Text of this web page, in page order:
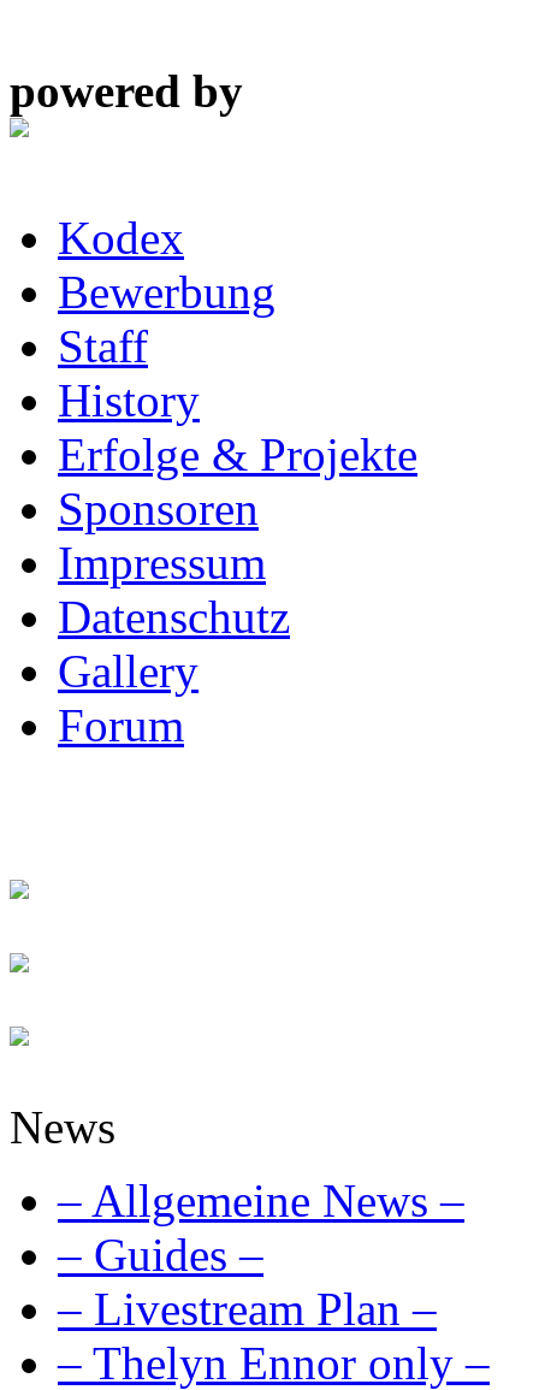
powered by
Kodex
Bewerbung
Staff
History
Erfolge & Projekte
Sponsoren
Impressum
Datenschutz
Gallery
Forum
News
– Allgemeine News –
– Guides –
– Livestream Plan –
– Thelyn Ennor only –